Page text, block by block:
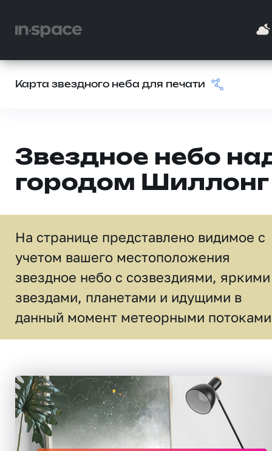
Карта звездного неба для печати
Звездное небо
городом Шиллонг
На странице представлено видимое c
учетом вашего местоположения
звездное небо c созвездиями, яркими
звездами, планетами и идущими в
данный момент метеорными